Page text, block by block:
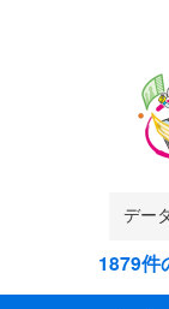
1879件